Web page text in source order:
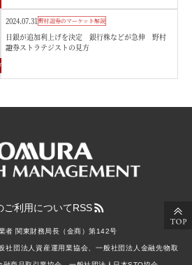
2024.07.31野村證券のマーケット解説
日銀が追加利上げを決定 銀行株などが急伸 野村
證券ストラテジストの見方
ご利用についてRSS
者 関東財務局長（金商）第142号
社団法人資産運用業協会、一般社団法人金融先物取